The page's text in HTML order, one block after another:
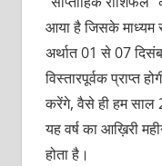
आया है जिसके
अर्थात 01 से 07
विस्तारपूर्वक प्राप्त
करेंगे, वैसे ही हम साल
यह वर्ष का आख़िरी
होता है।